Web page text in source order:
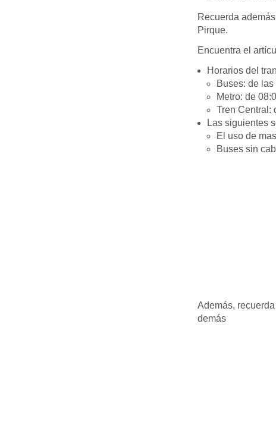
Recuerda
Pirque.
Encuentra el
Horarios del
Buses: de
Metro: de
Tren Central:
Las siguientes
El uso de
Buses sin
Además,
demás